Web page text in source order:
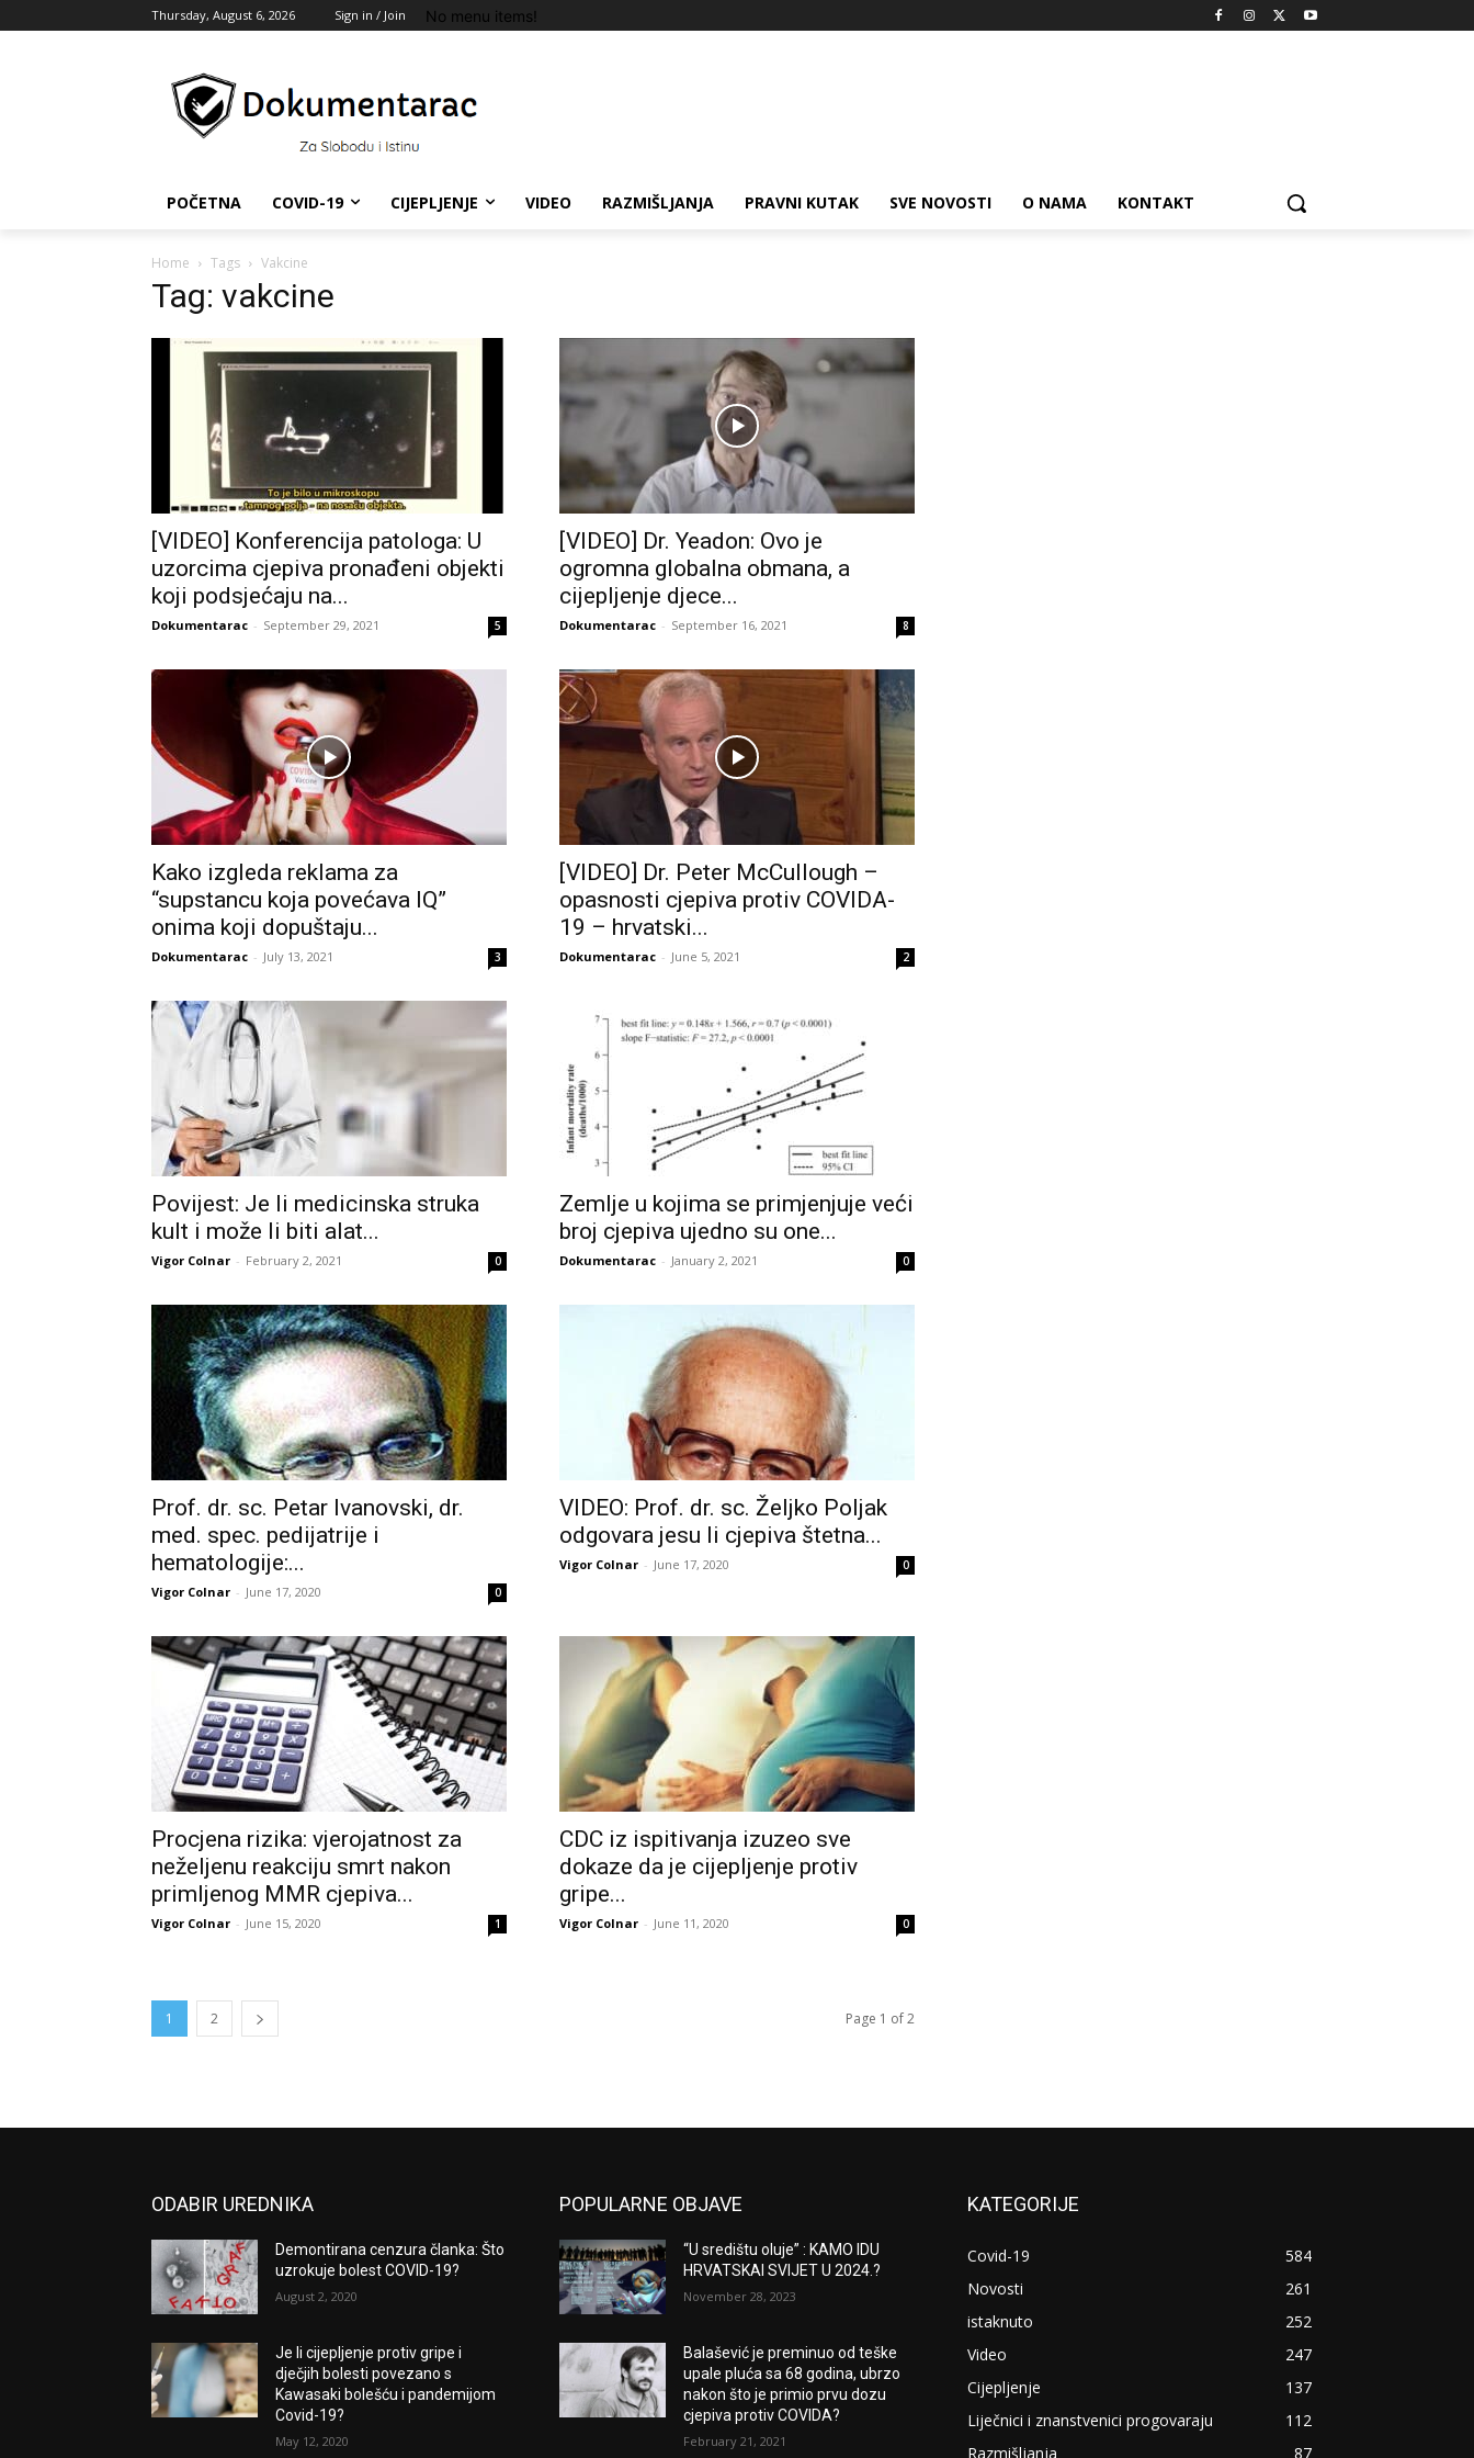
Thursday, August 6, 2026 Sign in / Join No menu items!
POČETNA COVID-19 CIJEPLJENJE VIDEO RAZMIŠLJANJA PRAVNI KUTAK SVE NOVOSTI O NAMA KONTAKT
Home Tags Vakcine
Tag: vakcine
[VIDEO] Konferencija patologa: U
uzorcima cjepiva pronađeni objekti
koji podsjećaju na...
Dokumentarac - September 29, 2021 5
[VIDEO] Dr. Yeadon: Ovo je
ogromna globalna obmana, a
cijepljenje djece...
Dokumentarac - September 16, 2021 8
Kako izgleda reklama za
“supstancu koja povećava IQ”
onima koji dopuštaju...
Dokumentarac - July 13, 2021 3
[VIDEO] Dr. Peter McCullough –
opasnosti cjepiva protiv COVIDA-
19 – hrvatski...
Dokumentarac - June 5, 2021 2
Povijest: Je li medicinska struka
kult i može li biti alat...
Vigor Colnar - February 2, 2021 0
Zemlje u kojima se primjenjuje veći
broj cjepiva ujedno su one...
Dokumentarac - January 2, 2021 0
Prof. dr. sc. Petar Ivanovski, dr.
med. spec. pedijatrije i
hematologije:...
Vigor Colnar - June 17, 2020 0
VIDEO: Prof. dr. sc. Željko Poljak
odgovara jesu li cjepiva štetna...
Vigor Colnar - June 17, 2020 0
Procjena rizika: vjerojatnost za
neželjenu reakciju smrt nakon
primljenog MMR cjepiva...
Vigor Colnar - June 15, 2020 1
CDC iz ispitivanja izuzeo sve
dokaze da je cijepljenje protiv
gripe...
Vigor Colnar - June 11, 2020 0
1 2 Page 1 of 2
ODABIR UREDNIKA
Demontirana cenzura članka: Što
uzrokuje bolest COVID-19?
August 2, 2020
Je li cijepljenje protiv gripe i
dječjih bolesti povezano s
Kawasaki bolešću i pandemijom
Covid-19?
May 12, 2020
POPULARNE OBJAVE
“U središtu oluje” : KAMO IDU
HRVATSKAI SVIJET U 2024.?
November 28, 2023
Balašević je preminuo od teške
upale pluća sa 68 godina, ubrzo
nakon što je primio prvu dozu
cjepiva protiv COVIDA?
February 21, 2021
KATEGORIJE
Covid-19
584
Novosti
261
istaknuto
252
Video
247
Cijepljenje
137
Liječnici i znanstvenici progovaraju
112
Razmišljanja
87